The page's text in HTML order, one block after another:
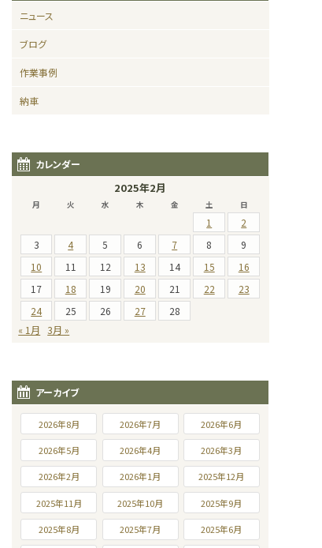
ニュース
ブログ
作業事例
納車
カレンダー
2025年2月
月 火 水 木 金 土 日
1
2
3
4 5 6 7 8
9
10
11 12 13 14 15
16
17
18 19 20 21 22
23
24
25 26 27
28
« 1月
3月 »
アーカイブ
2026年8月 2026年7月 2026年6月
2026年5月 2026年4月 2026年3月
2026年2月 2026年1月 2025年12月
2025年11月 2025年10月 2025年9月
2025年8月 2025年7月 2025年6月